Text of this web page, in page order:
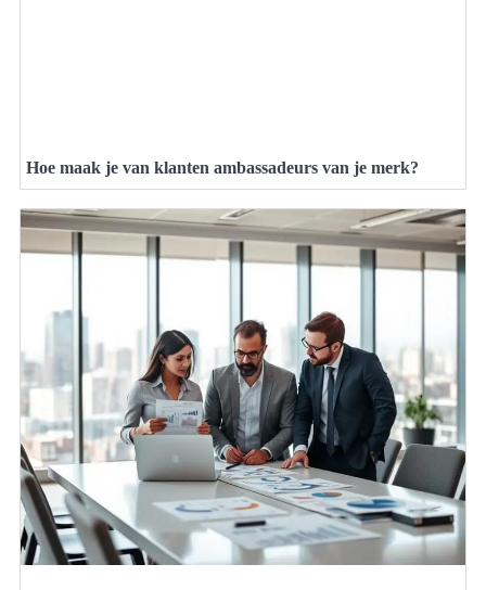
Hoe maak je van klanten ambassadeurs van je merk?